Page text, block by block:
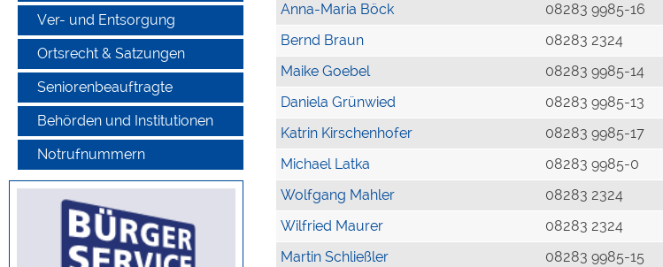
Ver- und Entsorgung
Ortsrecht & Satzungen
Seniorenbeauftragte
Behörden und Institutionen
Notrufnummern
Anna-Maria Böck
08283 9985-16
Bernd Braun
08283 2324
Maike Goebel
08283 9985-14
Daniela Grünwied
08283 9985-13
Katrin Kirschenhofer
08283 9985-17
Michael Latka
08283 9985-0
Wolfgang Mahler
08283 2324
Wilfried Maurer
08283 2324
Martin Schließler
08283 9985-15